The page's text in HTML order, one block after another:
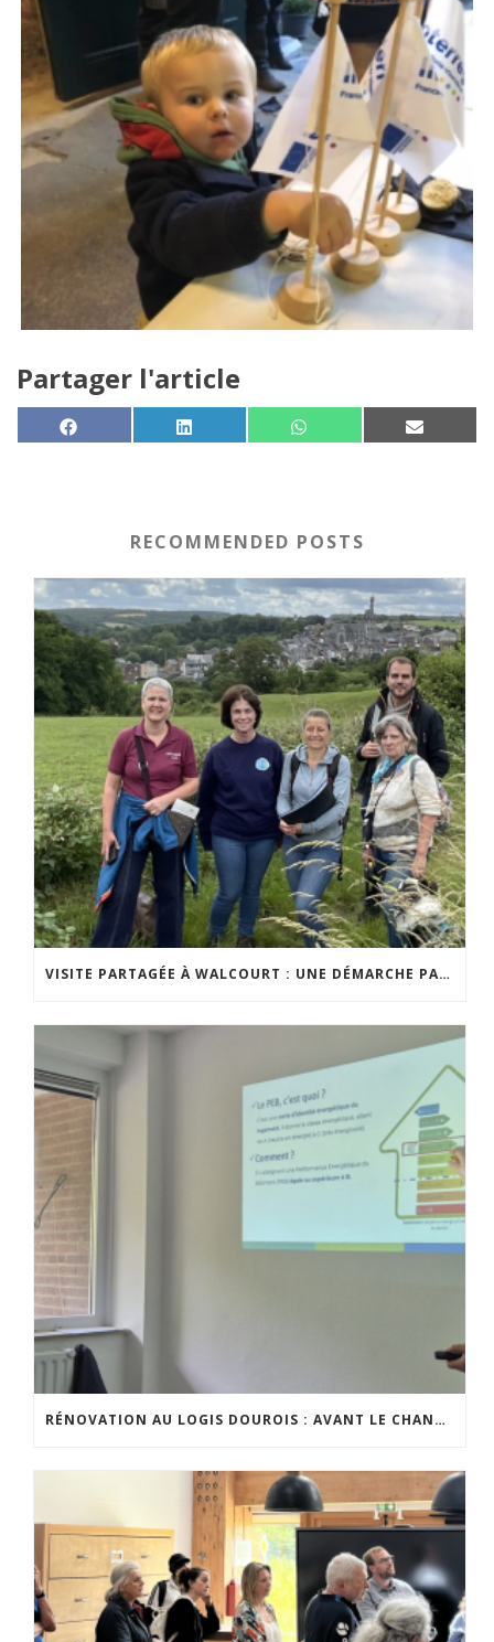
Partager l'article
RECOMMENDED POSTS
VISITE PARTAGÉE À WALCOURT : UNE DÉMARCHE PARTICIPATIVE ANIMÉE PAR ESPACE ENVIRONNEMENT
RÉNOVATION AU LOGIS DOUROIS : AVANT LE CHANTIER, LE DIALOGUE AVEC LES HABITANTS